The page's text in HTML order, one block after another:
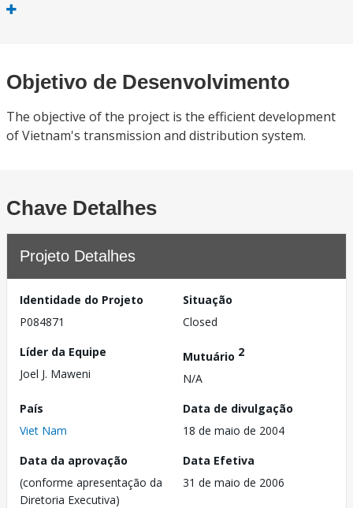
Objetivo de Desenvolvimento
The objective of the project is the efficient development
of Vietnam's transmission and distribution system.
Chave Detalhes
Projeto Detalhes
Identidade do Projeto
P084871
Situação
Closed
Líder da Equipe
Joel J. Maweni
Mutuário 2
N/A
País
Viet Nam
Data de divulgação
18 de maio de 2004
Data da aprovação
(conforme apresentação da
Diretoria Executiva)
Data Efetiva
31 de maio de 2006